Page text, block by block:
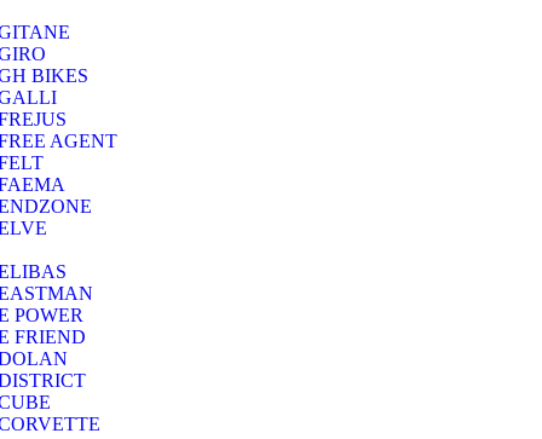
BIKES
AGENT
POWER
FRIEND